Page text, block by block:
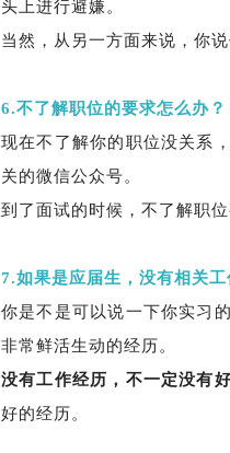
头上进行避嫌。
当然，从另一方面来说，你
6.不了解职位的要求怎么办？
现在不了解你的职位没关系
关的微信公众号。
到了面试的时候，不了解职
7.如果是应届生，没有相关
你是不是可以说一下你实习
非常鲜活生动的经历。
没有工作经历，不一定没有
好的经历。